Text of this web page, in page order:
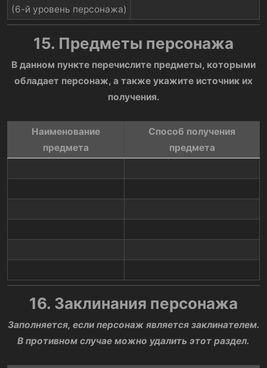
(6-й уровень персонажа)​
15. Предметы персонажа
В данном пункте перечислите предметы, которыми
обладает персонаж, а также укажите источник их
получения.
Наименование
предмета​
Способ получения
предмета​
16. Заклинания персонажа
Заполняется, если персонаж является заклинателем.
В противном случае можно удалить этот раздел.